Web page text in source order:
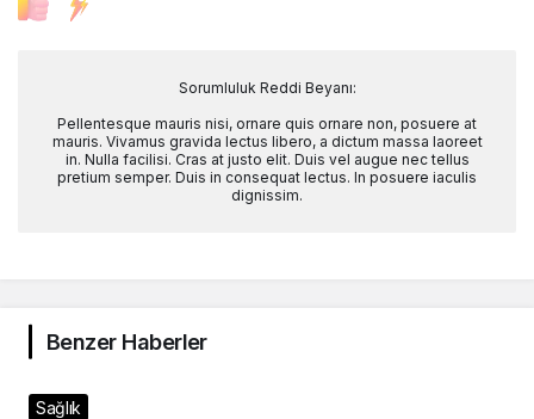
Sorumluluk Reddi Beyanı:
Pellentesque mauris nisi, ornare quis ornare non, posuere at
mauris. Vivamus gravida lectus libero, a dictum massa laoreet
in. Nulla facilisi. Cras at justo elit. Duis vel augue nec tellus
pretium semper. Duis in consequat lectus. In posuere iaculis
dignissim.
Benzer Haberler
Sağlık